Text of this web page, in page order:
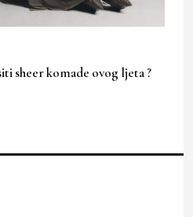
sheer komade ovog ljeta ?